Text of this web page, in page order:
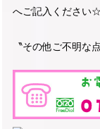
へご記入くださ
〝その他ご不明な